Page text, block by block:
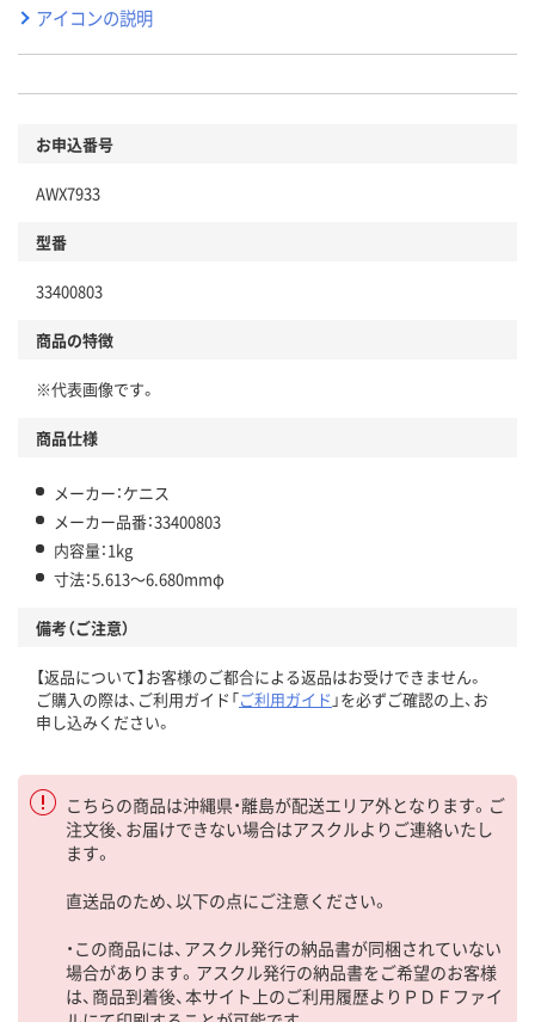
アイコンの説明
お申込番号
AWX7933
型番
33400803
商品の特徴
※代表画像です。
商品仕様
メーカー：ケニス
メーカー品番：33400803
内容量：1kg
寸法：5.613～6.680mmφ
備考（ご注意）
【返品について】お客様のご都合による返品はお受けできません。
ご購入の際は、ご利用ガイド「ご利用ガイド 」を必ずご確認の上、お
申し込みください。
こちらの商品は沖縄県・離島が配送エリア外となります。ご
注文後、お届けできない場合はアスクルよりご連絡いたし
ます。
直送品のため、以下の点にご注意ください。
・この商品には、アスクル発行の納品書が同梱されていない
場合があります。アスクル発行の納品書をご希望のお客様
は、商品到着後、本サイト上のご利用履歴よりＰＤＦファイ